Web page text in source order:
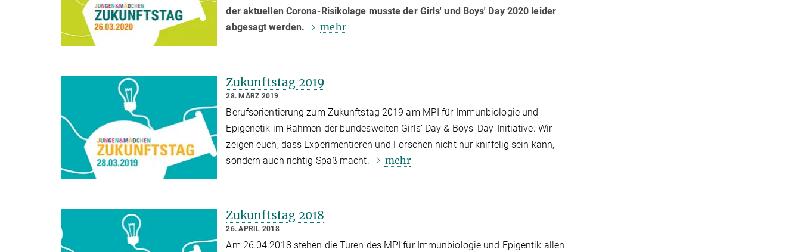
der aktuellen Corona-Risikolage musste der Girls' und Boys' Day 2020 leider
abgesagt werden.
mehr
Zukunftstag 2019
28. MÄRZ 2019
Berufsorientierung zum Zukunftstag 2019 am MPI für Immunbiologie und
Epigenetik im Rahmen der bundesweiten Girls’ Day & Boys’ Day-Initiative. Wir
zeigen euch, dass Experimentieren und Forschen nicht nur kniffelig sein kann,
sondern auch richtig Spaß macht.
mehr
Zukunftstag 2018
26. APRIL 2018
Am 26.04.2018 stehen die Türen des MPI für Immunbiologie und Epigentik allen